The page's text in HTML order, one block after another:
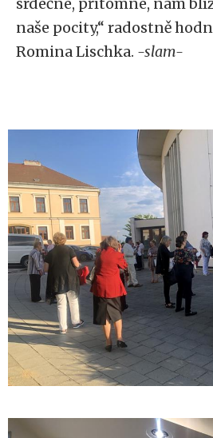
naše pocity,“ radostně
Romina Lischka. -slam-